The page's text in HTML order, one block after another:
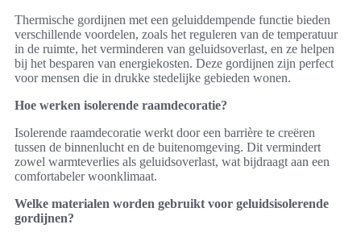
Thermische gordijnen met een geluiddempende functie bieden
verschillende voordelen, zoals het reguleren van de temperatuur
in de ruimte, het verminderen van geluidsoverlast, en ze helpen
bij het besparen van energiekosten. Deze gordijnen zijn perfect
voor mensen die in drukke stedelijke gebieden wonen.
Hoe werken isolerende raamdecoratie?
Isolerende raamdecoratie werkt door een barrière te creëren
tussen de binnenlucht en de buitenomgeving. Dit vermindert
zowel warmteverlies als geluidsoverlast, wat bijdraagt aan een
comfortabeler woonklimaat.
Welke materialen worden gebruikt voor geluidsisolerende
gordijnen?